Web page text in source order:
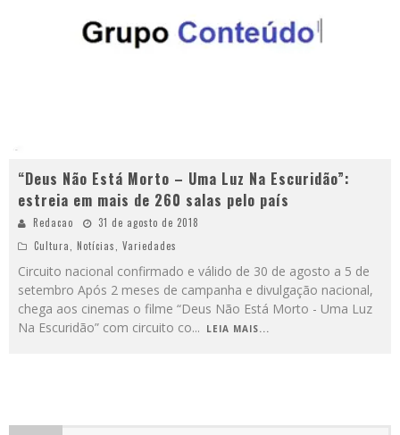
“Deus Não Está Morto – Uma Luz Na Escuridão”:
estreia em mais de 260 salas pelo país
Redacao
31 de agosto de 2018
Cultura, Notícias, Variedades
Circuito nacional confirmado e válido de 30 de agosto a 5 de
setembro Após 2 meses de campanha e divulgação nacional,
chega aos cinemas o filme “Deus Não Está Morto - Uma Luz
Na Escuridão” com circuito co... LEIA MAIS...